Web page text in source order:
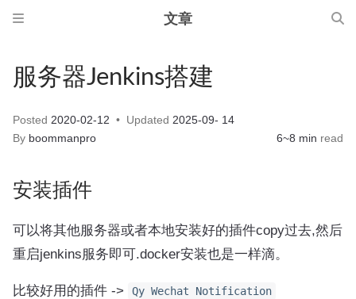
文章
服务器Jenkins搭建
Posted 2020-02-12 Updated 2025-09- 14
By boommanpro 6~8 min read
安装插件
可以将其他服务器或者本地安装好的插件copy过去,然后
重启jenkins服务即可.docker安装也是一样滴。
比较好用的插件 -> Qy Wechat Notification